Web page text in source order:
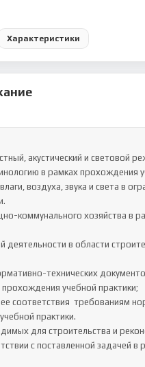
Характеристики
в рамках прохождения
воздуха, звука и света в
в области
учебной практики;
соответствия  требованиям
практики.
с поставленной задачей